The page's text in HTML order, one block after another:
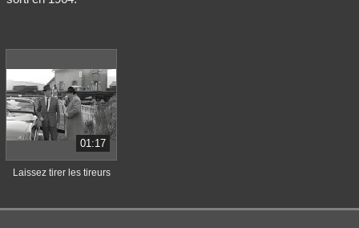
01:17
Laissez tirer les tireurs